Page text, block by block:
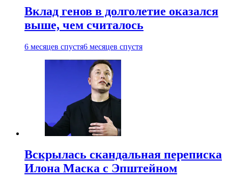
Вклад генов в долголетие оказался
выше, чем считалось
6 месяцев спустя6 месяцев спустя
Вскрылась скандальная переписка
Илона Маска с Эпштейном